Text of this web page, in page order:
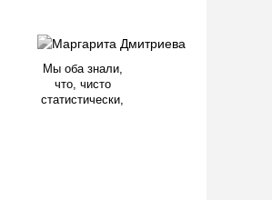
Мы оба знали,
что, чисто
статистически,